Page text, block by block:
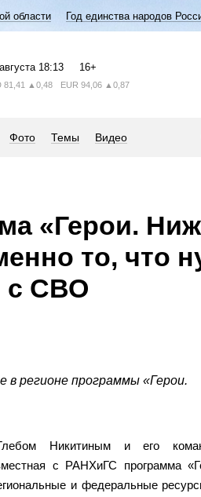
области Год единства народов
18:13 16+
81,41 ▲0,48 EUR 94,06 ▲0,87
Фото Темы Видео
«Герои.
то, что
с СВО
регионе программы «Герои.
Никитиным и его
с РАНХиГС программа
и федеральные